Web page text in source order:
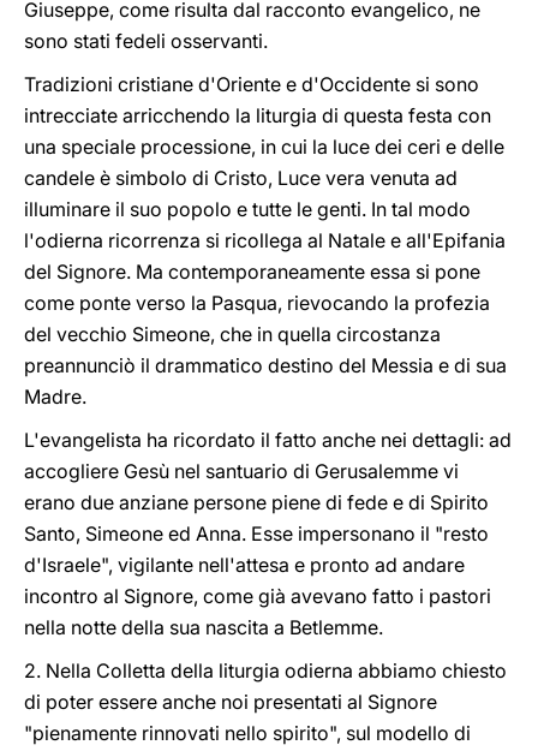
Giuseppe, come risulta dal racconto evangelico, ne
sono stati fedeli osservanti.
Tradizioni cristiane d'Oriente e d'Occidente si sono
intrecciate arricchendo la liturgia di questa festa con
una speciale processione, in cui la luce dei ceri e delle
candele è simbolo di Cristo, Luce vera venuta ad
illuminare il suo popolo e tutte le genti. In tal modo
l'odierna ricorrenza si ricollega al Natale e all'Epifania
del Signore. Ma contemporaneamente essa si pone
come ponte verso la Pasqua, rievocando la profezia
del vecchio Simeone, che in quella circostanza
preannunciò il drammatico destino del Messia e di sua
Madre.
L'evangelista ha ricordato il fatto anche nei dettagli: ad
accogliere Gesù nel santuario di Gerusalemme vi
erano due anziane persone piene di fede e di Spirito
Santo, Simeone ed Anna. Esse impersonano il "resto
d'Israele", vigilante nell'attesa e pronto ad andare
incontro al Signore, come già avevano fatto i pastori
nella notte della sua nascita a Betlemme.
2. Nella Colletta della liturgia odierna abbiamo chiesto
di poter essere anche noi presentati al Signore
"pienamente rinnovati nello spirito", sul modello di